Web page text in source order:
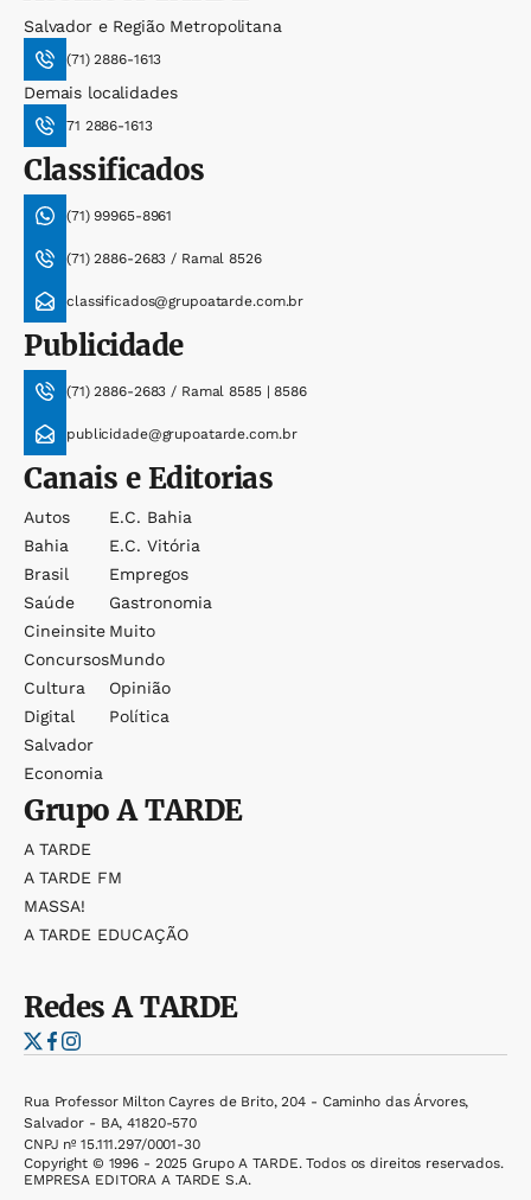
Salvador e Região Metropolitana
(71) 2886-1613
Demais localidades
71 2886-1613
Classificados
(71) 99965-8961
(71) 2886-2683 / Ramal 8526
classificados@grupoatarde.com.br
Publicidade
(71) 2886-2683 / Ramal 8585 | 8586
publicidade@grupoatarde.com.br
Canais e Editorias
Autos
Bahia
Brasil
Saúde
Cineinsite
Concursos
Cultura
Digital
Salvador
Economia
E.c. Bahia
E.c. Vitória
Empregos
Gastronomia
Muito
Mundo
Opinião
Política
GrupoA TARDE
A TARDE
A TARDE FM
MASSA!
A TARDE EDUCAÇÃO
RedesA TARDE
Rua Professor Milton Cayres de Brito, 204 - Caminho das Árvores,
Salvador - BA, 41820-570
CNPJ nº 15.111.297/0001-30
Copyright © 1996 - 2025 Grupo A TARDE. Todos os direitos reservados.
EMPRESA EDITORA A TARDE S.A.